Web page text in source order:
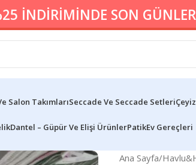
İNDİRİMİNDE SON
Salon TakımlarıSeccade Ve Seccade Setleri
Dantel – Güpür Ve Elişi ÜrünlerPatikEv Gereçleri
Ana Sayfa/